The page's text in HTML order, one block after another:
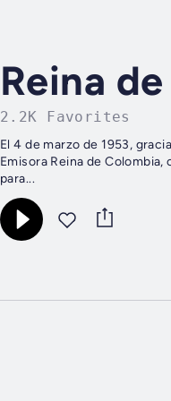
Reina
2.2K Favorites
El 4 de marzo de 1953,
Emisora Reina de
para...